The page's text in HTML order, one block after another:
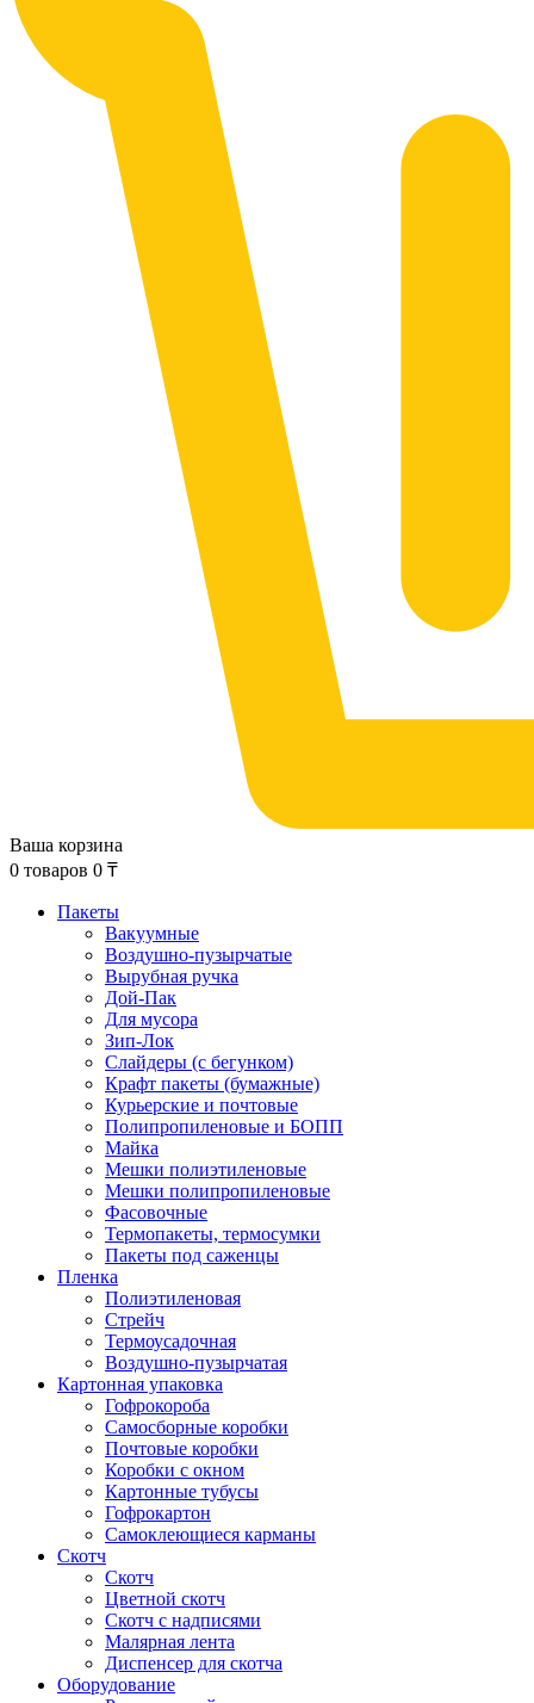
Ваша корзина
0 товаров 0 ₸
Пакеты
Вакуумные
Воздушно-пузырчатые
Вырубная ручка
Дой-Пак
Для мусора
Зип-Лок
Слайдеры (с бегунком)
Крафт пакеты (бумажные)
Курьерские и почтовые
Полипропиленовые и БОПП
Майка
Мешки полиэтиленовые
Мешки полипропиленовые
Фасовочные
Термопакеты, термосумки
Пакеты под саженцы
Пленка
Полиэтиленовая
Стрейч
Термоусадочная
Воздушно-пузырчатая
Картонная упаковка
Гофрокороба
Самосборные коробки
Почтовые коробки
Коробки с окном
Картонные тубусы
Гофрокартон
Самоклеющиеся карманы
Скотч
Скотч
Цветной скотч
Скотч с надписями
Малярная лента
Диспенсер для скотча
Оборудование